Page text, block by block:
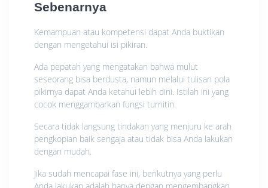
Sebenarnya
Kemampuan atau kompetensi dapat Anda buktikan
dengan mengetahui isi pikiran.
Ada pepatah yang mengatakan bahwa mulut
seseorang bisa berdusta, namun melalui tulisan pola
pikirnya dapat Anda ketahui lebih dini. Istilah ini yang
cocok menggambarkan fungsi turnitin.
Secara tidak langsung tindakan yang menjuru ke arah
pengkopian baik sengaja atau tidak bisa Anda lakukan
dengan mudah.
Jika sudah mencapai fase ini, berikutnya yang perlu